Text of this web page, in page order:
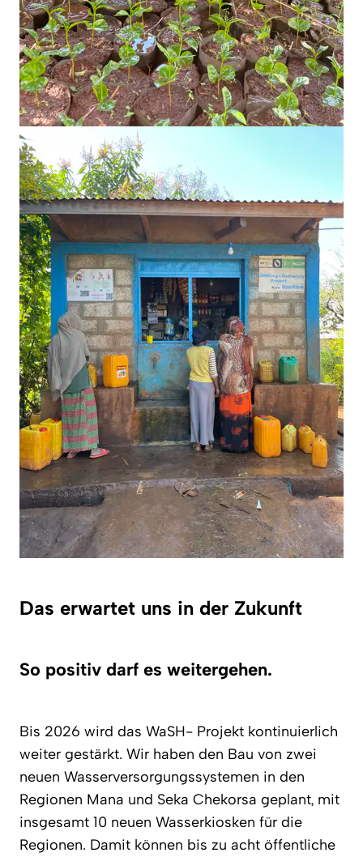
Das erwartet uns in der Zukunft
So positiv darf es weitergehen.
Bis 2026 wird das WaSH- Projekt kontinuierlich
weiter gestärkt. Wir haben den Bau von zwei
neuen Wasserversorgungssystemen in den
Regionen Mana und Seka Chekorsa geplant, mit
insgesamt 10 neuen Wasserkiosken für die
Regionen. Damit können bis zu acht öffentliche